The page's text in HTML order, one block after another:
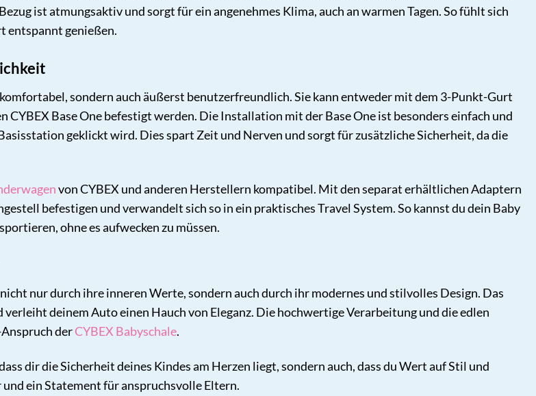
ist atmungsaktiv und sorgt für ein angenehmes Klima, auch an warmen Tagen. So fühlt sich
entspannt genießen.
sondern auch äußerst benutzerfreundlich. Sie kann entweder mit dem 3-Punkt-Gurt
CYBEX Base One befestigt werden. Die Installation mit der Base One ist besonders einfach und
geklickt wird. Dies spart Zeit und Nerven und sorgt für zusätzliche Sicherheit, da die
von CYBEX und anderen Herstellern kompatibel. Mit den separat erhältlichen Adaptern
befestigen und verwandelt sich so in ein praktisches Travel System. So kannst du dein Baby
ohne es aufwecken zu müssen.
nur durch ihre inneren Werte, sondern auch durch ihr modernes und stilvolles Design. Das
deinem Auto einen Hauch von Eleganz. Die hochwertige Verarbeitung und die edlen
derCYBEX Babyschale.
dir die Sicherheit deines Kindes am Herzen liegt, sondern auch, dass du Wert auf Stil und
ein Statement für anspruchsvolle Eltern.